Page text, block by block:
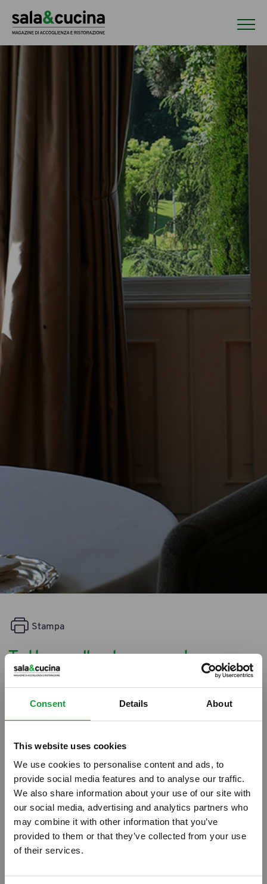
Consent Details About
This website uses cookies
We use cookies to personalise content and ads, to
provide social media features and to analyse our traffic.
We also share information about your use of our site with
our social media, advertising and analytics partners who
may combine it with other information that you’ve
provided to them or that they’ve collected from your use
of their services.
Tutto quello che vorreste
sapere sul mondo del bar
Stampa
15/03/2012
ISCRIVITI ALLA NEWSLETTER